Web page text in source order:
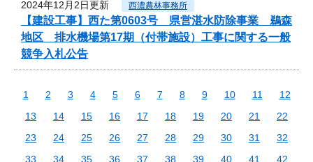
2024年12月2日更新 西濃農林事務所
【建設工事】西た第0603号 県営湛水防除事業 鵜森
地区 排水機場第17期（付帯施設）工事に関する一般
競争入札公告
1 2 3 4 5 6 7 8 9 10 11
12
13
14 15 16 17 18 19 20 21
22
23
24 25 26 27 28 29 30 31
32
33
34 35 36 37 38 39 40 41
42